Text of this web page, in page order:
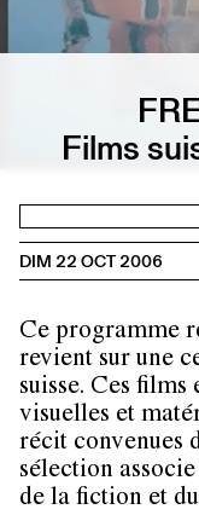
Films
DIM 22 OCT 2006
Ce programme
revient sur une
suisse. Ces
visuelles et
récit convenues
sélection
de la fiction et